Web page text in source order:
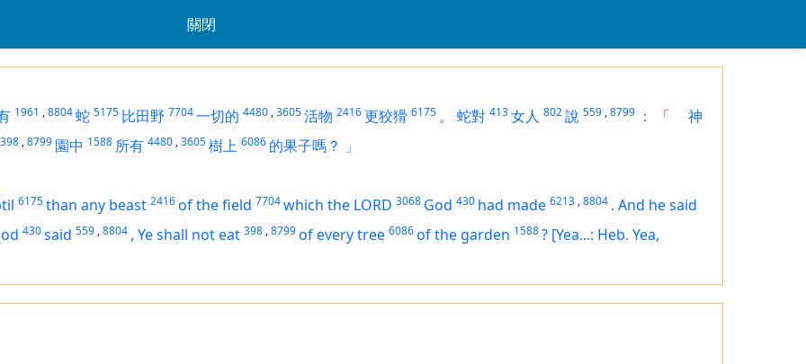
關閉
1961 ,8804蛇 5175 比田野 7704一切的 4480 ,3605活物 2416更狡猾 6175 。 蛇對 413女人 802說 559 ,8799 ： 「 神
398 ,8799 園中 1588 所有 4480 ,3605樹上 6086 的果子嗎？ 」
6175than any beast 2416of the field 7704which the LORD 3068 God 430 had made 6213 ,8804 . And he said
430said 559 ,8804 , Ye shall not eat 398 ,8799of every tree 6086of the garden 1588? [Yea...: Heb. Yea,